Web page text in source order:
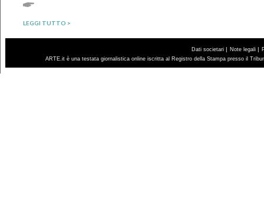
LEGGI TUTTO >
Dati societari | Note legali |
ARTE.it è una testata giornalistica online iscritta al Registro della Stampa presso il